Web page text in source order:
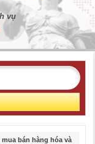
vụ
bán hàng hóa và